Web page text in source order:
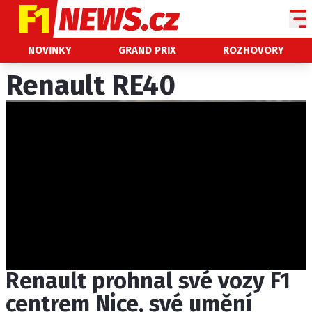
NOVINKY GRAND PRIX ROZHOVORY
NOVINKY
GRAND PRIX
SLEDUJTE NÁS NA |
Renault RE40
Renault prohnal své vozy F1
centrem Nice, své umění